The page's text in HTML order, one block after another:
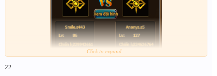
Click to expand...
22